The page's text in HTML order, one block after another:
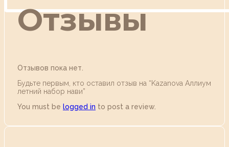
Отзывы
Отзывов пока нет.
Будьте первым, кто оставил отзыв на “Kazanova Аллиум
летний набор нави”
You must be logged in to post a review.